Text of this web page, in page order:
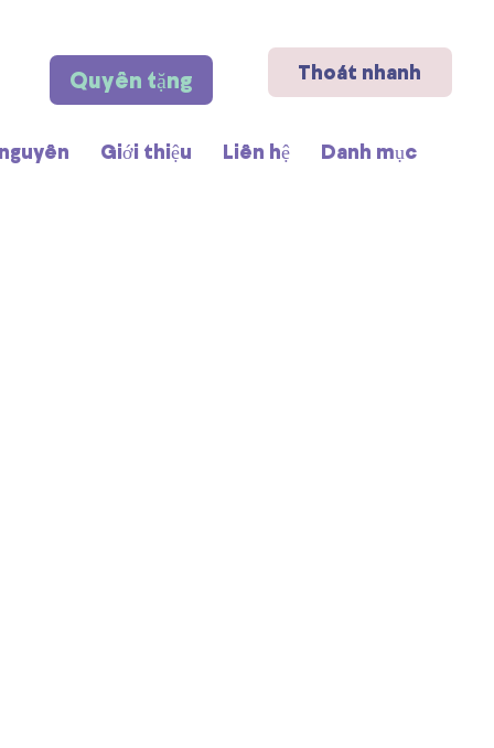
Quyên tặng
Giới thiệu Liên hệ Danh mục
Thoát nhanh